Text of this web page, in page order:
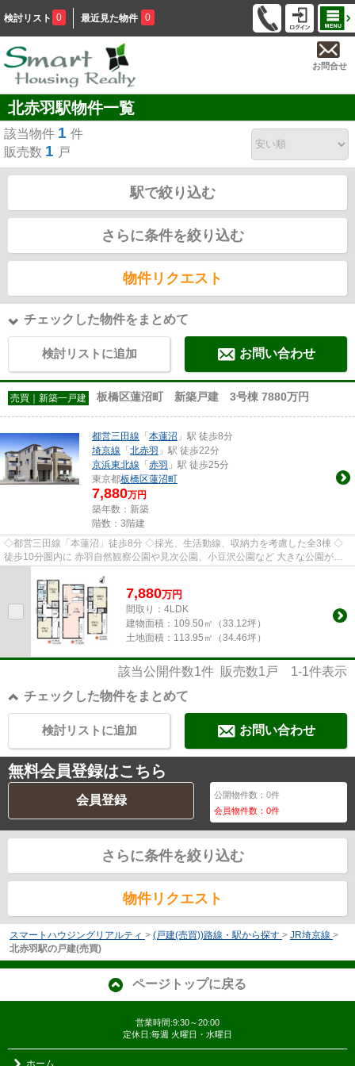
検討リスト 0 最近見た物件 0
お問合せ
北赤羽駅物件一覧
該当物件 1 件
販売数 1 戸
駅で絞り込む
さらに条件を絞り込む
物件リクエスト
チェックした物件をまとめて
検討リストに追加 お問い合わせ
売買｜新築一戸建 板橋区蓮沼町 新築戸建 3号棟 7880万円
都営三田線 「 本蓮沼 」駅 徒歩8分
埼京線 「 北赤羽 」駅 徒歩22分
京浜東北線 「 赤羽 」駅 徒歩25分
東京都板橋区蓮沼町
7,880万円
築年数：新築
階数：3階建
◇都営三田線「本蓮沼」徒歩8分 ◇採光、生活動線、収納力を考慮した全3棟 ◇
徒歩10分圏内に 赤羽自然観察公園や見次公園、小豆沢公園など 大きな公園が複
7,880万円
間取り：4LDK
建物面積： 109.50㎡（33.12坪）
土地面積： 113.95㎡（34.46坪）
該当公開件数1件 販売数1 戸 1-1件表示
チェックした物件をまとめて
お問い合わせ
検討リストに追加
無料会員登録はこちら
会員登録 公開物件数：0件
会員物件数：0件
さらに条件を絞り込む
物件リクエスト
スマートハウジングリアルティ > (戸建(売買))路線・駅から探す > JR埼京線 >
北赤羽駅の戸建(売買)
ページトップに戻る
営業時間:9:30～20:00
定休日:毎週 火曜日・水曜日